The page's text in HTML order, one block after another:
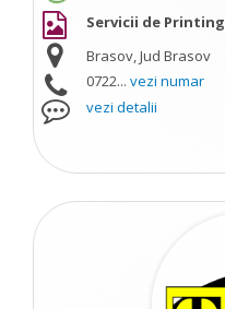
Servicii de Printing
Brasov, Jud Brasov
0722... vezi numar
vezi detalii